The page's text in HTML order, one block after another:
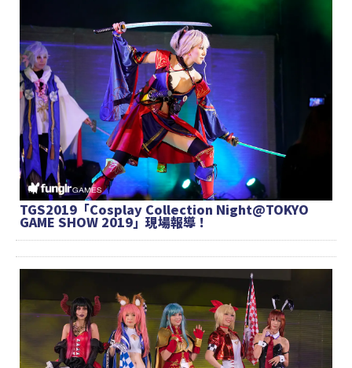
TGS2019「Cosplay Collection Night@TOKYO
GAME SHOW 2019」現場報導！